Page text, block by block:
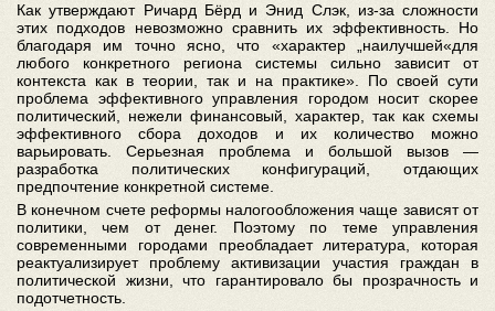
Как утверждают Ричард Бёрд и Энид Слэк, из-за сложности
этих подходов невозможно сравнить их эффективность. Но
благодаря им точно ясно, что «характер „наилучшей«для
любого конкретного региона системы сильно зависит от
контекста как в теории, так и на практике». По своей сути
проблема эффективного управления городом носит скорее
политический, нежели финансовый, характер, так как схемы
эффективного сбора доходов и их количество можно
варьировать. Серьезная проблема и большой вызов —
разработка политических конфигураций, отдающих
предпочтение конкретной системе.
В конечном счете реформы налогообложения чаще зависят от
политики, чем от денег. Поэтому по теме управления
современными городами преобладает литература, которая
реактуализирует проблему активизации участия граждан в
политической жизни, что гарантировало бы прозрачность и
подотчетность.